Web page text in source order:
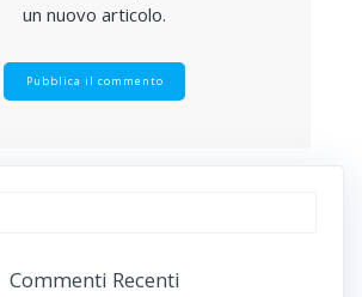
un nuovo articolo.
Commenti Recenti